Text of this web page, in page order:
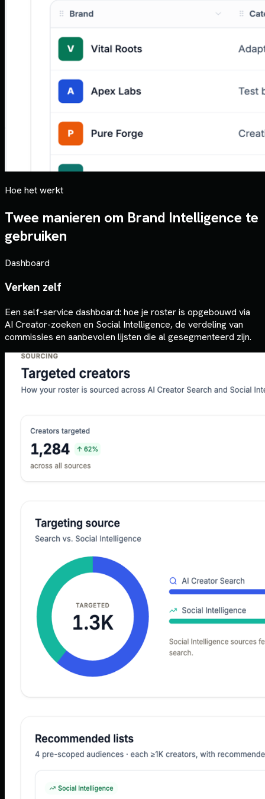
Hoe het werkt
Twee manieren om Brand Intelligence te
gebruiken
Dashboard
Verken zelf
Een self-service dashboard: hoe je roster is opgebouwd via
AI Creator-zoeken en Social Intelligence, de verdeling van
commissies en aanbevolen lijsten die al gesegmenteerd zijn.